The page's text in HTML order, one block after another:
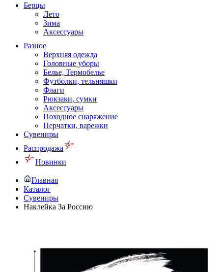
Берцы
Лето
Зима
Аксессуары
Разное
Верхняя одежда
Головные уборы
Белье, Термобелье
Футболки, тельняшки
Флаги
Рюкзаки, сумки
Аксессуары
Походное снаряжение
Перчатки, варежки
Сувениры
Распродажа
Новинки
Главная
Каталог
Сувениры
Наклейка За Россию